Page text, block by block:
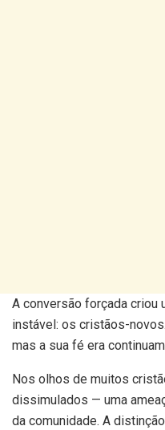
A conversão forçada criou
instável: os cristãos-
mas a sua fé era
Nos olhos de muitos
dissimulados — uma
da comunidade. A